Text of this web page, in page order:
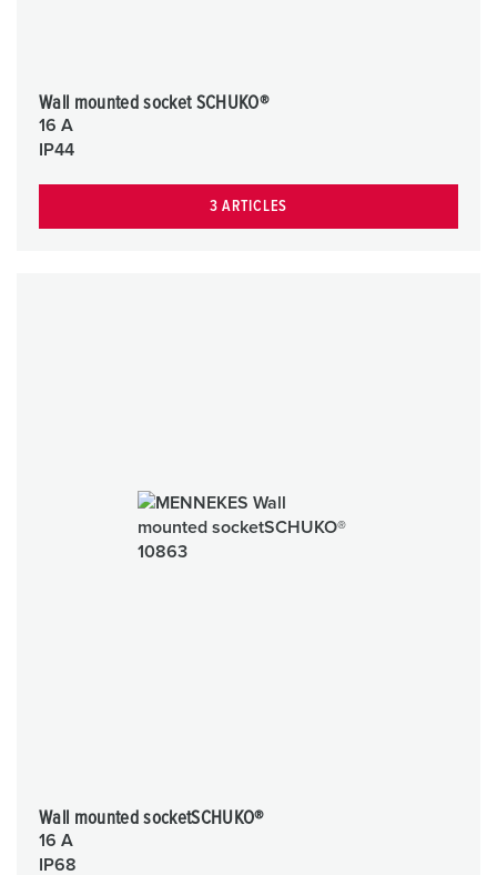
Wall mounted socket SCHUKO®
16 A
IP44
3 ARTICLES
Wall mounted socketSCHUKO®
16 A
IP68